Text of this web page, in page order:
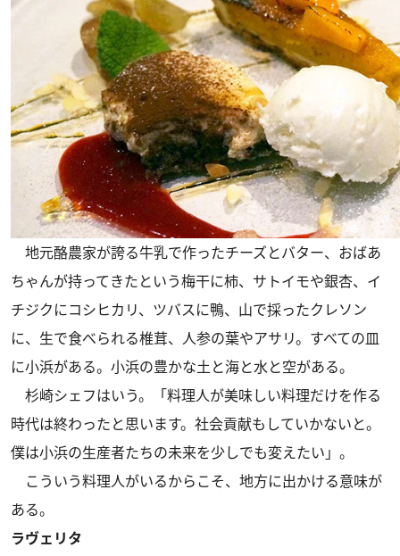
地元酪農家が誇る牛乳で作ったチーズとバター、おばあ
ちゃんが持ってきたという梅干に柿、サトイモや銀杏、イ
チジクにコシヒカリ、ツバスに鴨、山で採ったクレソン
に、生で食べられる椎茸、人参の葉やアサリ。すべての皿
に小浜がある。小浜の豊かな土と海と水と空がある。
杉崎シェフはいう。「料理人が美味しい料理だけを作る
時代は終わったと思います。社会貢献もしていかないと。
僕は小浜の生産者たちの未来を少しでも変えたい」。
こういう料理人がいるからこそ、地方に出かける意味が
ある。
ラヴェリタ